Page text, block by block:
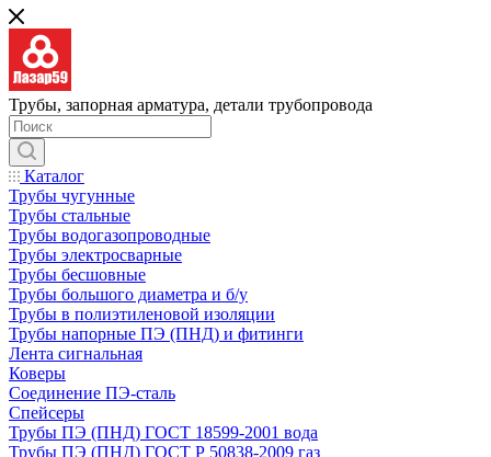
Трубы, запорная арматура, детали трубопровода
Каталог
Трубы чугунные
Трубы стальные
Трубы водогазопроводные
Трубы электросварные
Трубы бесшовные
Трубы большого диаметра и б/у
Трубы в полиэтиленовой изоляции
Трубы напорные ПЭ (ПНД) и фитинги
Лента сигнальная
Коверы
Соединение ПЭ-сталь
Спейсеры
Трубы ПЭ (ПНД) ГОСТ 18599-2001 вода
Трубы ПЭ (ПНД) ГОСТ Р 50838-2009 газ